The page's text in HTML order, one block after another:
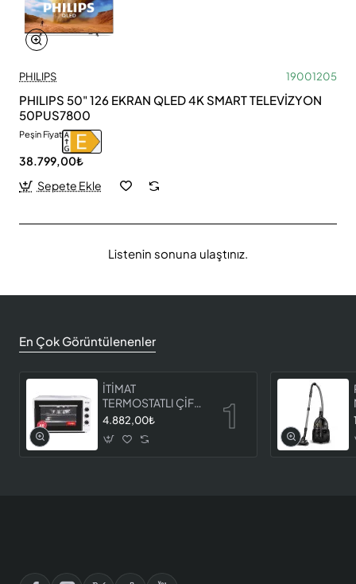
PHILIPS 19001205
PHILIPS 50" 126 EKRAN QLED 4K SMART TELEVİZYON
50PUS7800
Peşin Fiyat
38.799,00₺
Sepete Ekle
Listenin sonuna ulaştınız.
En Çok Görüntülenenler
İTİMAT
TERMOSTATLI ÇİFT
CAMLI FIRIN 8060
4.882,00₺